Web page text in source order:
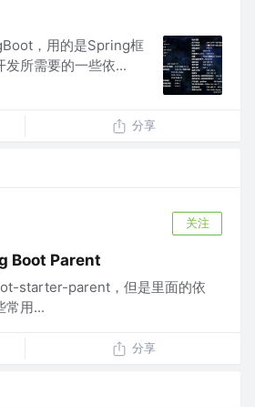
，用的是Spring框
所需要的一些依...
分享
关注
Boot Parent
starter-parent，但是里面的依
常用...
分享